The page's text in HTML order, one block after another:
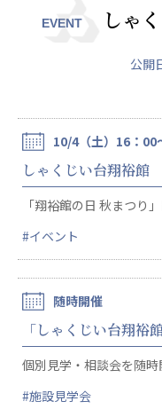
日本高齢者福祉協会
爽やかな風 中部エリア
社会福祉法人 共生会
特別養護老人ホーム 共
株式会社 アジアメデカ元
アジアメデカ元気事業
爽やかな風九州
社会福祉法人 福ふく
福ふく
社会福祉法人 心の会
心の会
EVENT しゃ
公開
10/4（土）16：00
しゃくじい台翔裕館
「翔裕館の日 秋まつり
#イベント
随時開催
「しゃくじい台翔裕
個別見学・相談会を随時
#施設見学会